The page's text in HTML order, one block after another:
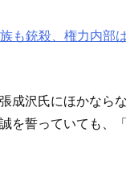
も銃殺、権力内部
成沢氏にほかなら
を誓っていても、